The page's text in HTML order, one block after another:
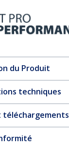
du Produit
techniques
téléchargements